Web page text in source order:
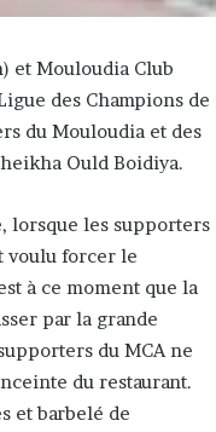
et Mouloudia Club
des Champions de
du Mouloudia et des
Ould Boidiya.
lorsque les supporters
voulu forcer le
à ce moment que la
par la grande
du MCA ne
du restaurant.
et barbelé de